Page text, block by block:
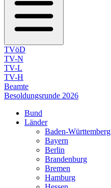
TVöD
TV-N
TV-L
TV-H
Beamte
Besoldungsrunde 2026
Bund
Länder
Baden-Württemberg
Bayern
Berlin
Brandenburg
Bremen
Hamburg